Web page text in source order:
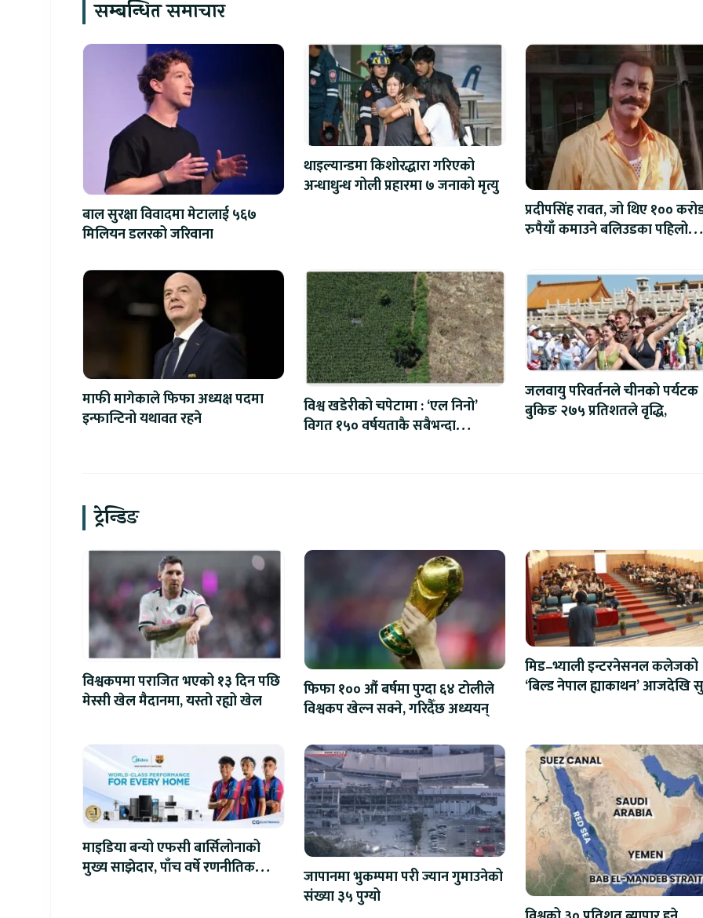
सम्बन्धित समाचार
बाल सुरक्षा विवादमा मेटालाई ५६७
मिलियन डलरको जरिवाना
थाइल्यान्डमा किशोरद्धारा गरिएको
अन्धाधुन्ध गोली प्रहारमा ७ जनाको मृत्यु
प्रदीपसिंह रावत, जो थिए १००
रुपैयाँ कमाउने बलिउडका पहिलो
माफी मागेकाले फिफा अध्यक्ष पदमा
इन्फान्टिनो यथावत रहने
विश्व खडेरीको चपेटामा : ‘एल निनो’
विगत १५० वर्षयताकै सबैभन्दा
जलवायु परिवर्तनले चीनको पर्यटक
बुकिङ २७५ प्रतिशतले वृद्धि,
ट्रेन्डिङ
विश्वकपमा पराजित भएको १३ दिन पछि
मेस्सी खेल मैदानमा, यस्तो रह्यो खेल
फिफा १०० औं बर्षमा पुग्दा ६४ टोलीले
विश्वकप खेल्न सक्ने, गरिदैँछ अध्ययन्
मिड–भ्याली इन्टरनेसनल कलेजको
‘बिल्ड नेपाल ह्याकाथन’ आजदेखि
माइडिया बन्यो एफसी बार्सिलोनाको
मुख्य साझेदार, पाँच वर्षे रणनीतिक
जापानमा भुकम्पमा परी ज्यान गुमाउनेको
संख्या ३५ पुग्यो